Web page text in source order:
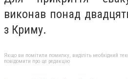
виконав понад
з Криму.
Якщо ви помітили помилку, виділіть необхідний
повідомити про це редакцію